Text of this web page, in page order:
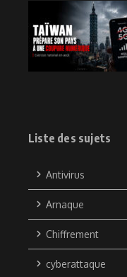
Liste des sujets
Antivirus
Arnaque
Chiffrement
cyberattaque